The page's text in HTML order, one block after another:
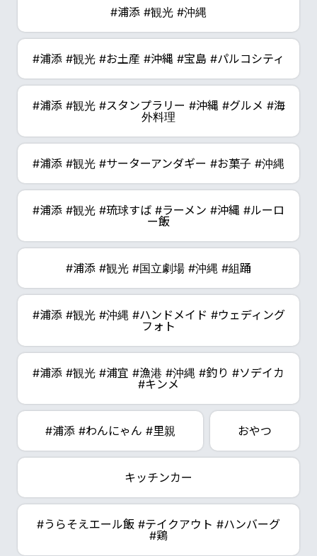
#浦添 #観光 #沖縄
#浦添 #観光 #お土産 #沖縄 #宝島 #パルコシティ
#浦添 #観光 #スタンプラリー #沖縄 #グルメ #海
外料理
#浦添 #観光 #サーターアンダギー #お菓子 #沖縄
#浦添 #観光 #琉球すば #ラーメン #沖縄 #ルーロ
ー飯
#浦添 #観光 #国立劇場 #沖縄 #組踊
#浦添 #観光 #沖縄 #ハンドメイド #ウェディング
フォト
#浦添 #観光 #浦宜 #漁港 #沖縄 #釣り #ソデイカ
#キンメ
#浦添 #わんにゃん #里親 おやつ
キッチンカー
#うらそえエール飯 #テイクアウト #ハンバーグ
#鶏